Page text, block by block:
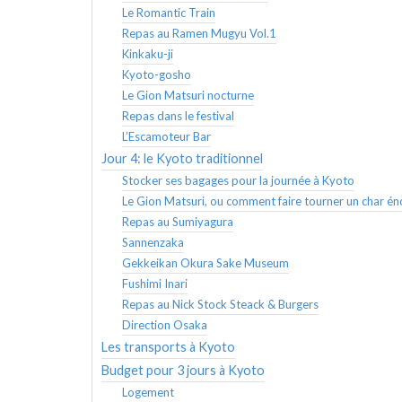
Le Romantic Train
Repas au Ramen Mugyu Vol.1
Kinkaku-ji
Kyoto-gosho
Le Gion Matsuri nocturne
Repas dans le festival
L’Escamoteur Bar
Jour 4: le Kyoto traditionnel
Stocker ses bagages pour la journée à Kyoto
Le Gion Matsuri, ou comment faire tourner un char
Repas au Sumiyagura
Sannenzaka
Gekkeikan Okura Sake Museum
Fushimi Inari
Repas au Nick Stock Steack & Burgers
Direction Osaka
Les transports à Kyoto
Budget pour 3 jours à Kyoto
Logement